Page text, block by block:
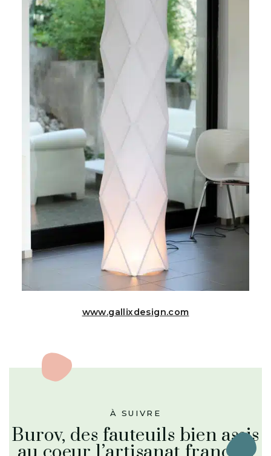
www.gallixdesign.com
À SUIVRE
Burov, des fauteuils bien assis